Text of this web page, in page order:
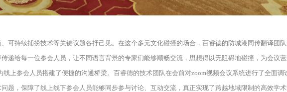
可持续捕捞技术等关键议题各抒己见。在这个多元文化碰撞的场合，百睿德的防城港同传翻译团
递给每一位参会人员，让不同语言背景的专家们能够顺畅交流，思想得以无阻碍地碰撞，为会议营
上参会人员搭建了便捷的沟通桥梁。百睿德的技术团队在会前对zoom视频会议系统进行了全面
题，保障了线上线下参会人员能够同步参与讨论、互动交流，真正实现了跨越地域限制的高效学术